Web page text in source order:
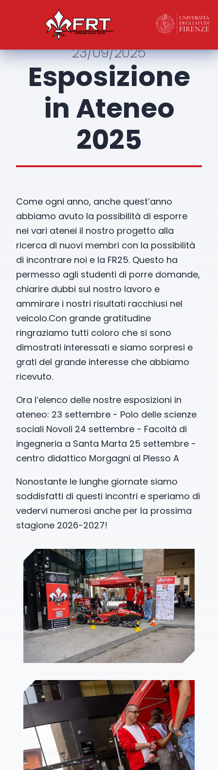
23/09/2025
Esposizione
in Ateneo
2025
Come ogni anno, anche quest’anno
abbiamo avuto la possibilità di esporre
nei vari atenei il nostro progetto alla
ricerca di nuovi membri con la possibilità
di incontrare noi e la FR25. Questo ha
permesso agli studenti di porre domande,
chiarire dubbi sul nostro lavoro e
ammirare i nostri risultati racchiusi nel
veicolo.Con grande gratitudine
ringraziamo tutti coloro che si sono
dimostrati interessati e siamo sorpresi e
grati del grande interesse che abbiamo
ricevuto.
Ora l’elenco delle nostre esposizioni in
ateneo: 23 settembre - Polo delle scienze
sociali Novoli 24 settembre - Facoltà di
ingegneria a Santa Marta 25 settembre -
centro didattico Morgagni al Plesso A
Nonostante le lunghe giornate siamo
soddisfatti di questi incontri e speriamo di
vedervi numerosi anche per la prossima
stagione 2026-2027!